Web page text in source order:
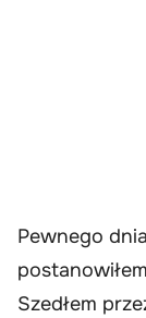
Pewnego
Szedłem